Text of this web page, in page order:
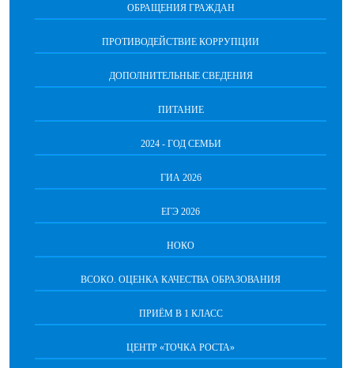
ОБРАЩЕНИЯ ГРАЖДАН
ПРОТИВОДЕЙСТВИЕ КОРРУПЦИИ
ДОПОЛНИТЕЛЬНЫЕ СВЕДЕНИЯ
ПИТАНИЕ
2024 - ГОД СЕМЬИ
ГИА 2026
ЕГЭ 2026
НОКО
ВСОКО. ОЦЕНКА КАЧЕСТВА ОБРАЗОВАНИЯ
ПРИЁМ В 1 КЛАСС
ЦЕНТР «ТОЧКА РОСТА»